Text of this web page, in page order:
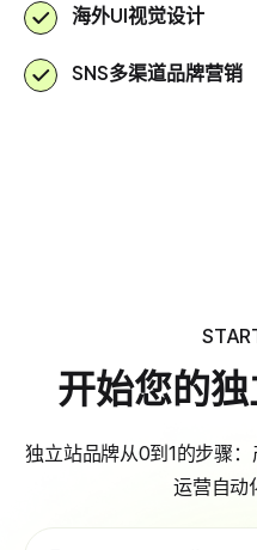
海外UI视觉设计
SNS多渠道品牌营销
开始您的
独立站品牌从0到1的步骤
运营自动